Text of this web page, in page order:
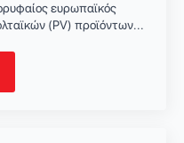
ευρωπαϊκός
(PV) προϊόντων...